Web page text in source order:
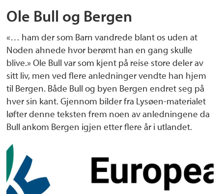
Ole Bull og Bergen
«… ham der som Barn vandrede blant os uden at
Noden ahnede hvor berømt han en gang skulle
blive.» Ole Bull var som kjent på reise store deler av
sitt liv, men ved flere anledninger vendte han hjem
til Bergen. Både Bull og byen Bergen endret seg på
hver sin kant. Gjennom bilder fra Lysøen-materialet
løfter denne teksten frem noen av anledningene da
Bull ankom Bergen igjen etter flere år i utlandet.